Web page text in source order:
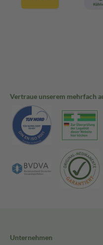
Vertraue unserem mehrfach
Unternehmen